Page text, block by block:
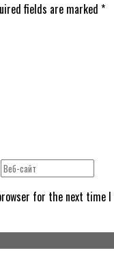
fields are marked *
for the next time I